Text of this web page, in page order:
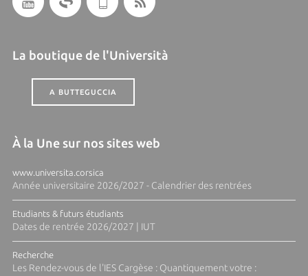
La boutique de l'Università
A BUTTEGUCCIA
À la Une sur nos sites web
www.universita.corsica
Année universitaire 2026/2027 - Calendrier des rentrées
Etudiants & futurs étudiants
Dates de rentrée 2026/2027 | IUT
Recherche
Les Rendez-vous de l'IES Cargèse : Quantiquement votre :